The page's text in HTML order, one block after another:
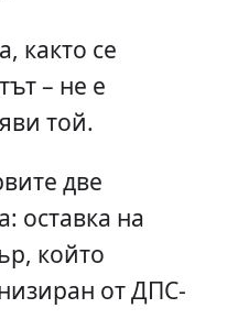
както се
– не е
той.
две
оставка на
който
от ДПС-